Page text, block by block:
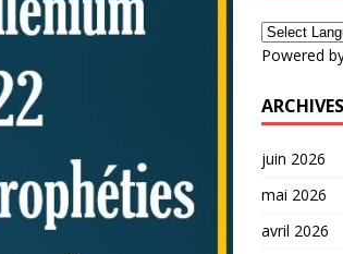
Powered
ARCHIVES
juin 2026
mai 2026
avril 2026